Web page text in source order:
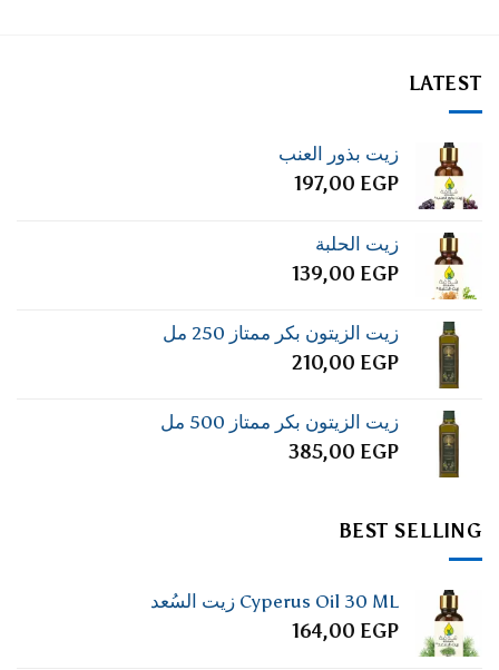
LATEST
زيت بذور العنب
197,00 EGP
زيت الحلبة
139,00 EGP
زيت الزيتون بكر ممتاز 250 مل
210,00 EGP
زيت الزيتون بكر ممتاز 500 مل
385,00 EGP
BEST SELLING
Cyperus Oil 30 ML زيت السُعد
164,00 EGP